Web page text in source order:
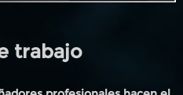
trabajo